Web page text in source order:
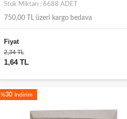
Stok Miktarı : 6688 ADET
750,00 TL üzeri kargo bedava
Fiyat
2,34 TL
1,64 TL
%30 İndirim